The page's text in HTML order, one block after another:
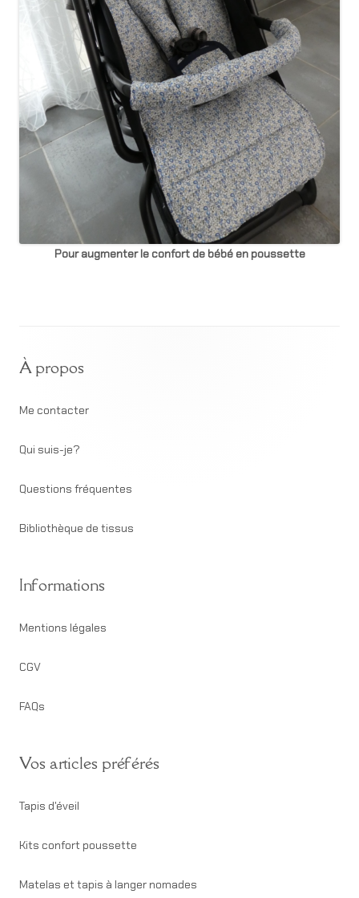
Pour augmenter le confort de bébé en poussette
Content
À propos
Me contacter
Qui suis-je?
Questions fréquentes
Bibliothèque de tissus
Informations
Mentions légales
CGV
FAQs
Vos articles préférés
Tapis d'éveil
Kits confort poussette
Matelas et tapis à langer nomades